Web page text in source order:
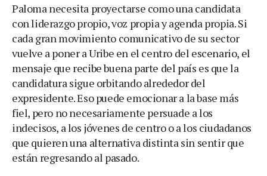
Paloma necesita proyectarse como una candidata
con liderazgo propio, voz propia y agenda propia. Si
cada gran movimiento comunicativo de su sector
vuelve a poner a Uribe en el centro del escenario, el
mensaje que recibe buena parte del país es que la
candidatura sigue orbitando alrededor del
expresidente. Eso puede emocionar a la base más
fiel, pero no necesariamente persuade a los
indecisos, a los jóvenes de centro o a los ciudadanos
que quieren una alternativa distinta sin sentir que
están regresando al pasado.